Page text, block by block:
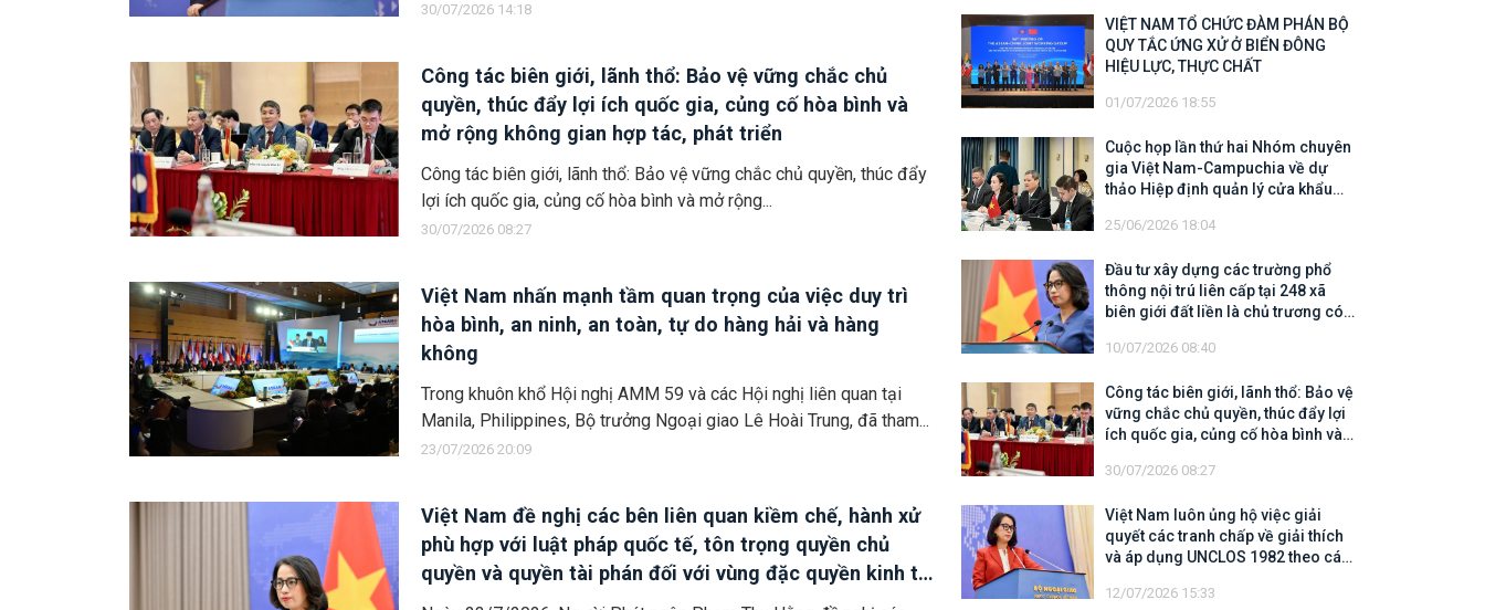
30/07/2026 14:18
Công tác biên giới, lãnh thổ: Bảo vệ vững chắc chủ
quyền, thúc đẩy lợi ích quốc gia, củng cố hòa bình và
mở rộng không gian hợp tác, phát triển
Công tác biên giới, lãnh thổ: Bảo vệ vững chắc chủ quyền, thúc đẩy
lợi ích quốc gia, củng cố hòa bình và mở rộng...
30/07/2026 08:27
Việt Nam nhấn mạnh tầm quan trọng của việc duy trì
hòa bình, an ninh, an toàn, tự do hàng hải và hàng
không
Trong khuôn khổ Hội nghị AMM 59 và các Hội nghị liên quan tại
Manila, Philippines, Bộ trưởng Ngoại giao Lê Hoài Trung, đã tham...
23/07/2026 20:09
Việt Nam đề nghị các bên liên quan kiềm chế, hành xử
phù hợp với luật pháp quốc tế, tôn trọng quyền chủ
quyền và quyền tài phán đối với vùng đặc quyền kinh tế
và thềm lục địa của quốc gia ven biển
VIỆT NAM TỔ CHỨC ĐÀM PHÁN BỘ
QUY TẮC ỨNG XỬ Ở BIỂN ĐÔNG
HIỆU LỰC, THỰC CHẤT
01/07/2026 18:55
Cuộc họp lần thứ hai Nhóm chuyên
gia Việt Nam-Campuchia về dự
thảo Hiệp định quản lý cửa khẩu
25/06/2026 18:04
Đầu tư xây dựng các trường phổ
thông nội trú liên cấp tại 248 xã
biên giới đất liền là chủ trương có
văn sâu sắc
10/07/2026 08:40
Công tác biên giới, lãnh thổ: Bảo vệ
vững chắc chủ quyền, thúc đẩy lợi
ích quốc gia, củng cố hòa bình và
triển
30/07/2026 08:27
Việt Nam luôn ủng hộ việc giải
quyết các tranh chấp về giải thích
và áp dụng UNCLOS 1982 theo các
12/07/2026 15:33